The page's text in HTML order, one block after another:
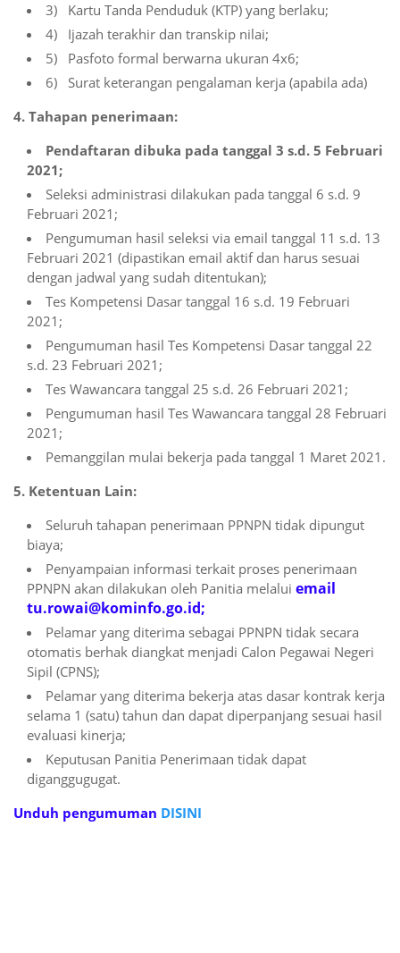
3) Kartu Tanda Penduduk (KTP) yang berlaku;
4) Ijazah terakhir dan transkip nilai;
5) Pasfoto formal berwarna ukuran 4x6;
6) Surat keterangan pengalaman kerja (apabila ada)
4. Tahapan penerimaan:
Pendaftaran dibuka pada tanggal 3 s.d. 5 Februari
2021;
Seleksi administrasi dilakukan pada tanggal 6 s.d. 9
Februari 2021;
Pengumuman hasil seleksi via email tanggal 11 s.d. 13
Februari 2021 (dipastikan email aktif dan harus sesuai
dengan jadwal yang sudah ditentukan);
Tes Kompetensi Dasar tanggal 16 s.d. 19 Februari
2021;
Pengumuman hasil Tes Kompetensi Dasar tanggal 22
s.d. 23 Februari 2021;
Tes Wawancara tanggal 25 s.d. 26 Februari 2021;
Pengumuman hasil Tes Wawancara tanggal 28 Februari
2021;
Pemanggilan mulai bekerja pada tanggal 1 Maret 2021.
5. Ketentuan Lain:
Seluruh tahapan penerimaan PPNPN tidak dipungut
biaya;
Penyampaian informasi terkait proses penerimaan
PPNPN akan dilakukan oleh Panitia melalui email
tu.rowai@kominfo.go.id;
Pelamar yang diterima sebagai PPNPN tidak secara
otomatis berhak diangkat menjadi Calon Pegawai Negeri
Sipil (CPNS);
Pelamar yang diterima bekerja atas dasar kontrak kerja
selama 1 (satu) tahun dan dapat diperpanjang sesuai hasil
evaluasi kinerja;
Keputusan Panitia Penerimaan tidak dapat
diganggugugat.
Unduh pengumuman DISINI